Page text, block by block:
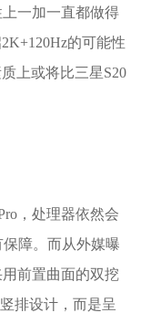
一加一直都做得
的可能性
上或将比三星S20
，处理器依然会
障。而从外媒曝
前置曲面的双挖
排设计，而是呈